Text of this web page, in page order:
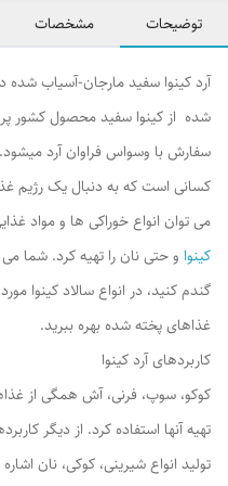
توضیحات مشخصات
آرد کینوا سفید مارجان-آسیاب
شده از کینوا سفید محصول کشور
سفارش با وسواس فراوان آرد
کسانی است که به دنبال یک رژیم
می توان انواع خوراکی ها و مواد
کینوا و حتی نان را تهیه کرد. شما می
گندم کنید، در انواع سالاد کینوا
غذاهای پخته شده بهره ببرید.
کاربردهای آرد کینوا
کوکو، سوپ، فرنی، آش همگی از
تهیه آنها استفاده کرد. از دیگر
تولید انواع شیرینی، کوکی، نان